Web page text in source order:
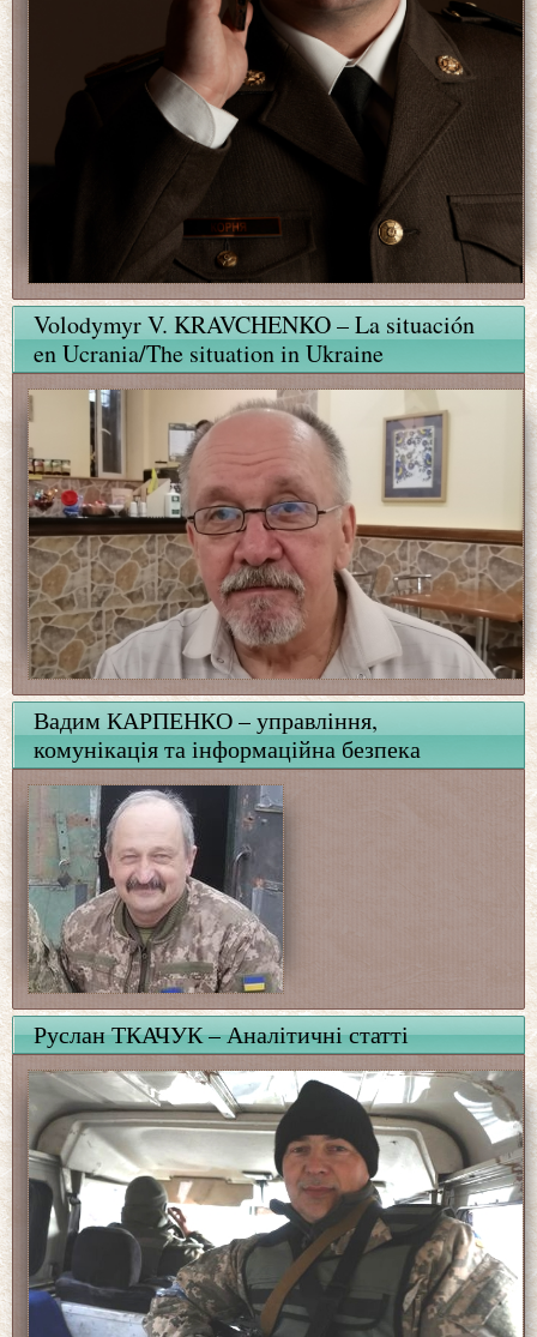
Volodymyr V. KRAVCHENKO – La situación
en Ucrania/The situation in Ukraine
Вадим КАРПЕНКО – управління,
комунікація та інформаційна безпека
Руслан ТКАЧУК – Аналітичні статті